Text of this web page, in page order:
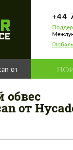
+44
от Hycade
от